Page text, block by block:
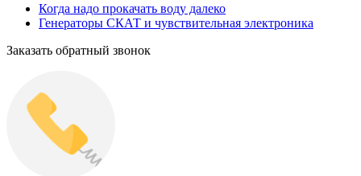
Когда надо прокачать воду далеко
Генераторы СКАТ и чувствительная электроника
Заказать обратный звонок